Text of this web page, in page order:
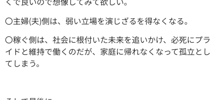
〇主婦(夫)側は、弱い立場を演じざるを得なくなる。
〇稼ぐ側は、社会に根付いた未来を追いかけ、必死にプラ
イドと維持で働くのだが、家庭に帰れなくなって孤立とし
てしまう。